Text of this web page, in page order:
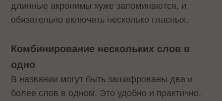
длинные акронимы хуже запоминаются, и
обязательно включить несколько гласных.
Комбинирование нескольких слов в
одно
В названии могут быть зашифрованы два и
более слов в одном. Это удобно и практично,